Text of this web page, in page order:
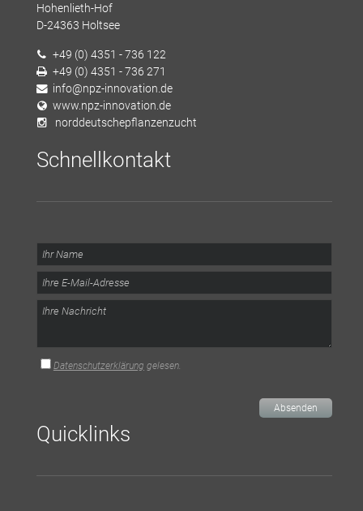
Hohenlieth-Hof
D-24363 Holtsee
+49 (0) 4351 - 736 122
+49 (0) 4351 - 736 271
info@npz-innovation.de
www.npz-innovation.de
norddeutschepflanzenzucht
Schnellkontakt
Datenschutzerklärung gelesen.
Absenden
Quicklinks